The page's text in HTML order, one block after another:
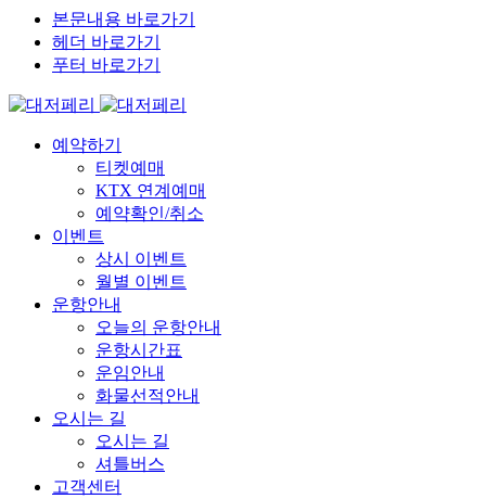
본문내용 바로가기
헤더 바로가기
푸터 바로가기
예약하기
티켓예매
KTX 연계예매
예약확인/취소
이벤트
상시 이벤트
월별 이벤트
운항안내
오늘의 운항안내
운항시간표
운임안내
화물선적안내
오시는 길
오시는 길
셔틀버스
고객센터